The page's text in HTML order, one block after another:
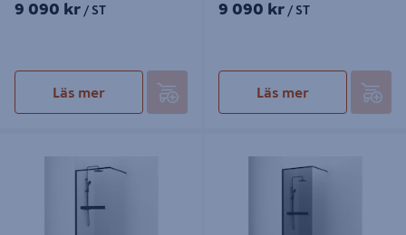
9 090 kr / ST
Läs mer
9 090 kr / ST
Läs mer
LANGFOSS RAK/FAST SV MATT
KRISTALL HYLLA 80X200
LANGFOSS RAK/FAST, SV MATT
RÖK HYLLA 90X3X230CM